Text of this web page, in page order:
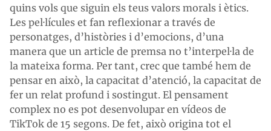
quins vols que siguin els teus valors morals i ètics.
Les pel·lícules et fan reflexionar a través de
personatges, d’històries i d’emocions, d’una
manera que un article de premsa no t’interpel·la de
la mateixa forma. Per tant, crec que també hem de
pensar en això, la capacitat d’atenció, la capacitat de
fer un relat profund i sostingut. El pensament
complex no es pot desenvolupar en vídeos de
TikTok de 15 segons. De fet, això origina tot el